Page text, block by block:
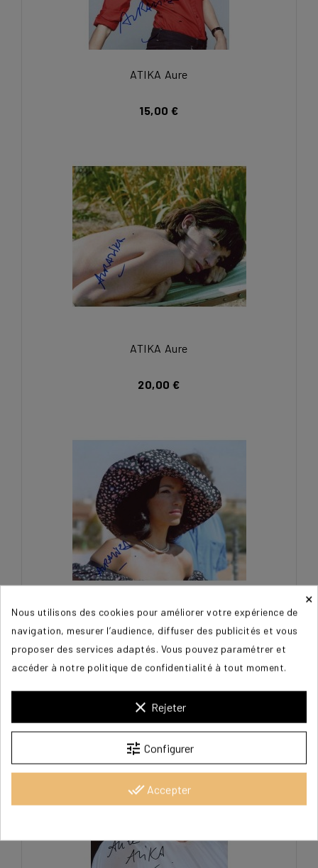
ATIKA Aure
15,00 €
ATIKA Aure
20,00 €
ATIKA Aure
×
Nous utilisons des cookies pour améliorer votre expérience de
navigation, mesurer l’audience, diffuser des publicités et vous
proposer des services adaptés. Vous pouvez paramétrer et
accéder à notre politique de confidentialité à tout moment.
clear Rejeter
tune Configurer
done_all Accepter